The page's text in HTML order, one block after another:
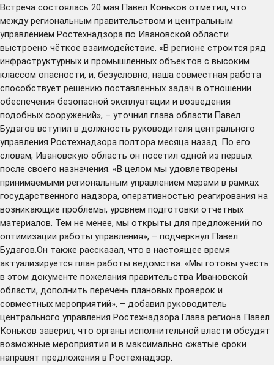
Встреча состоялась 20 мая.Павел Коньков отметил, что
между региональным правительством и центральным
управлением Ростехнадзора по Ивановской области
выстроено чёткое взаимодействие. «В регионе строится ряд
инфраструктурных и промышленных объектов с высоким
классом опасности, и, безусловно, наша совместная работа
способствует решению поставленных задач в отношении
обеспечения безопасной эксплуатации и возведения
подобных сооружений», – уточнил глава области.Павел
Будагов вступил в должность руководителя центрального
управления Ростехнадзора полтора месяца назад. По его
словам, Ивановскую область он посетил одной из первых
после своего назначения. «В целом мы удовлетворены
принимаемыми региональным управлением мерами в рамках
государственного надзора, оперативностью реагирования на
возникающие проблемы, уровнем подготовки отчётных
материалов. Тем не менее, мы открыты для предложений по
оптимизации работы управления», – подчеркнул Павел
Будагов.Он также рассказал, что в настоящее время
актуализируется план работы ведомства. «Мы готовы учесть
в этом документе пожелания правительства Ивановской
области, дополнить перечень плановых проверок и
совместных мероприятий», – добавил руководитель
центрального управления Ростехнадзора.Глава региона Павел
Коньков заверил, что органы исполнительной власти обсудят
возможные мероприятия и в максимально сжатые сроки
направят предложения в Ростехнадзор.